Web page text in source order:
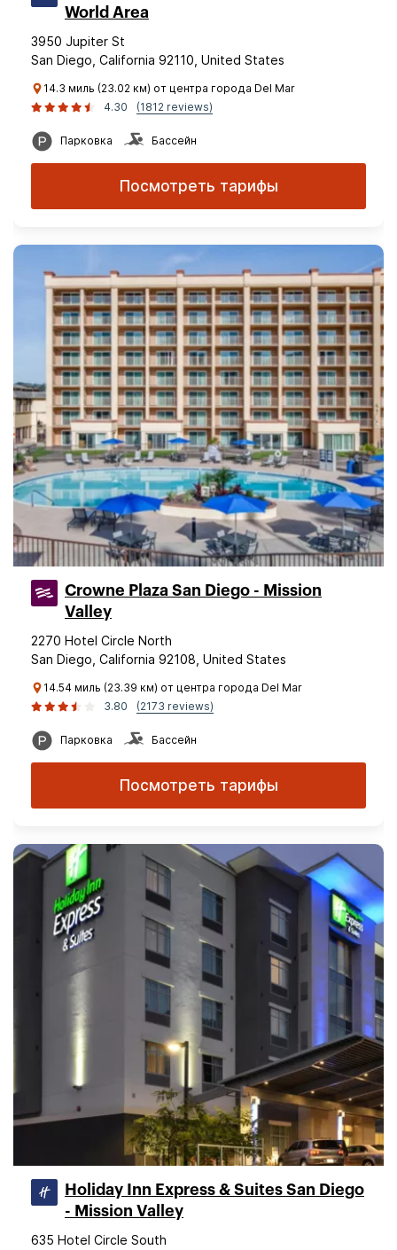
World Area
3950 Jupiter St
San Diego, California 92110, United States
14.3 миль (23.02 км) от центра города Del Mar
4.30
(1812 reviews)
Парковка Бассейн
Посмотреть тарифы
Crowne Plaza San Diego - Mission
Valley
2270 Hotel Circle North
San Diego, California 92108, United States
14.54 миль (23.39 км) от центра города Del Mar
3.80
(2173 reviews)
Парковка Бассейн
Посмотреть тарифы
Holiday Inn Express & Suites San Diego
- Mission Valley
635 Hotel Circle South